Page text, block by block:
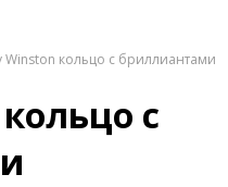
Winston кольцо с бриллиантами
с